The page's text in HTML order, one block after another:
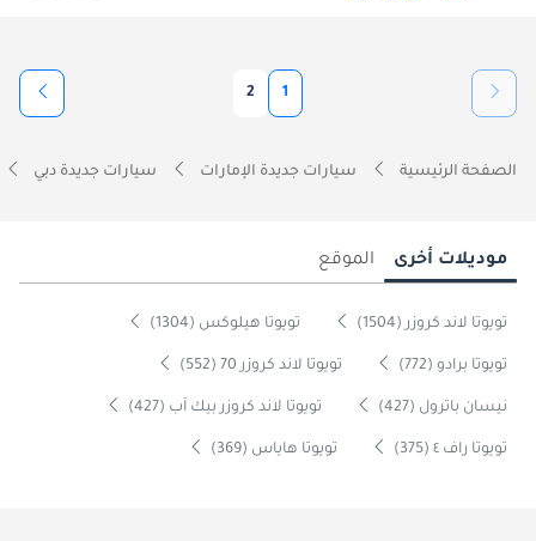
1
2
الصفحة الرئيسية سيارات جديدة الإمارات سيارات جديدة دبي
موديلات أخرى الموقع
تويوتا لاند كروزر (1504) تويوتا هيلوكس (1304)
تويوتا برادو (772) تويوتا لاند كروزر 70 (552)
نيسان باترول (427) تويوتا لاند كروزر بيك آب (427)
تويوتا راف ٤ (375) تويوتا هاياس (369)